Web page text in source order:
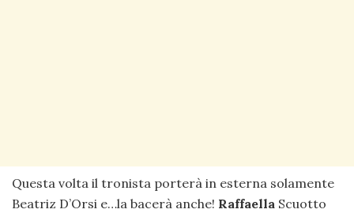
Questa volta il tronista porterà in esterna solamente
Beatriz D’Orsi e…la bacerà anche! Raffaella Scuotto